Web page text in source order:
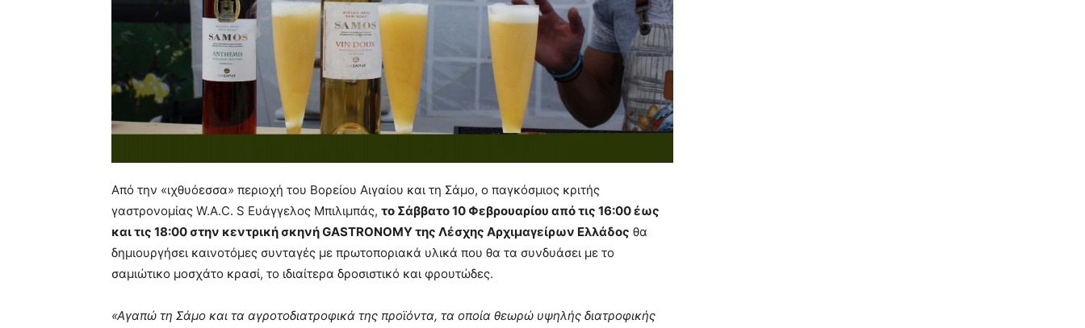
Από την «ιχθυόεσσα» περιοχή του Βορείου Αιγαίου και τη Σάμο, ο παγκόσμιος κριτής
γαστρονομίας W.A.C. S Ευάγγελος Μπιλιμπάς, το Σάββατο 10 Φεβρουαρίου από τις 16:00 έως
και τις 18:00 στην κεντρική σκηνή GASTRONOMY της Λέσχης Αρχιμαγείρων Ελλάδος θα
δημιουργήσει καινοτόμες συνταγές με πρωτοποριακά υλικά που θα τα συνδυάσει με το
σαμιώτικο μοσχάτο κρασί, το ιδιαίτερα δροσιστικό και φρουτώδες.
«Αγαπώ τη Σάμο και τα αγροτοδιατροφικά της προϊόντα, τα οποία θεωρώ υψηλής διατροφικής